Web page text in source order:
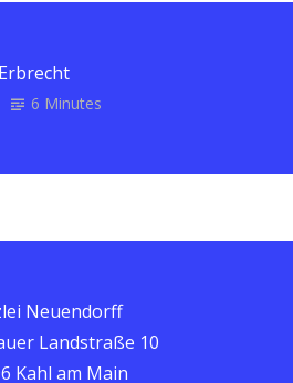
Erbrecht
6 Minutes
Neuendorff
Landstraße 10
Kahl am Main